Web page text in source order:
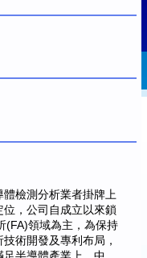
檢測分析業者掛牌上
，公司自成立以來鎖
(FA)領域為主，為保持
術開發及專利布局，
半導體產業上、中、